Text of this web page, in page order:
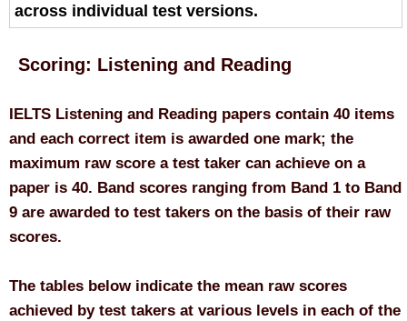
across individual test versions.
Scoring: Listening and Reading
IELTS Listening and Reading papers contain 40 items
and each correct item is awarded one mark; the
maximum raw score a test taker can achieve on a
paper is 40. Band scores ranging from Band 1 to Band
9 are awarded to test takers on the basis of their raw
scores.
The tables below indicate the mean raw scores
achieved by test takers at various levels in each of the